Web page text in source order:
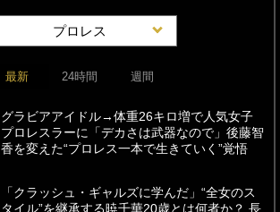
プロレス
最新 24時間 週間
グラビアアイドル→体重26キロ増で人気女子
プロレスラーに「デカさは武器なので」後藤智
香を変えた“プロレス一本で生きていく”覚悟
「クラッシュ・ギャルズに学んだ」“全女のス
タイル”を継承する暁千華20歳とは何者か？ 長